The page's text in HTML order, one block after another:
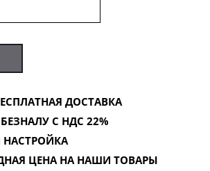
ДОСТАВКА
С НДС 22%
НАСТРОЙКА
ЦЕНА НА НАШИ ТОВАРЫ